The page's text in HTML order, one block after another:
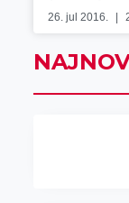
26. jul 2016.